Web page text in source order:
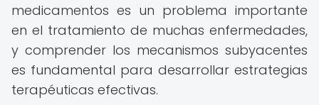
medicamentos es un problema importante
en el tratamiento de muchas enfermedades,
y comprender los mecanismos subyacentes
es fundamental para desarrollar estrategias
terapéuticas efectivas.